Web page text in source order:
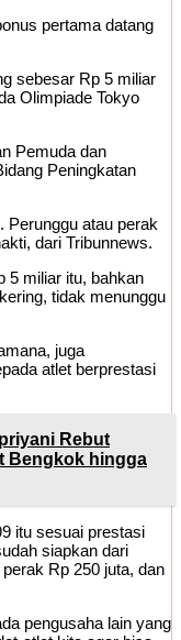
pertama datang
sebesar Rp 5 miliar
Olimpiade Tokyo
Pemuda dan
Peningkatan
Perunggu atau perak
dari Tribunnews.
5 miliar itu, bahkan
tidak menunggu
juga
atlet berprestasi
Rebut
Bengkok hingga
itu sesuai prestasi
siapkan dari
Rp 250 juta, dan
pengusaha lain yang